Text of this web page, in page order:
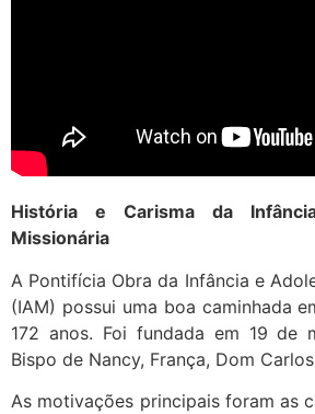
História e Carisma da
Missionária
A Pontifícia Obra da Infância e
(IAM) possui uma boa caminhada
172 anos. Foi fundada em 19 de
Bispo de Nancy, França, Dom
As motivações principais foram as